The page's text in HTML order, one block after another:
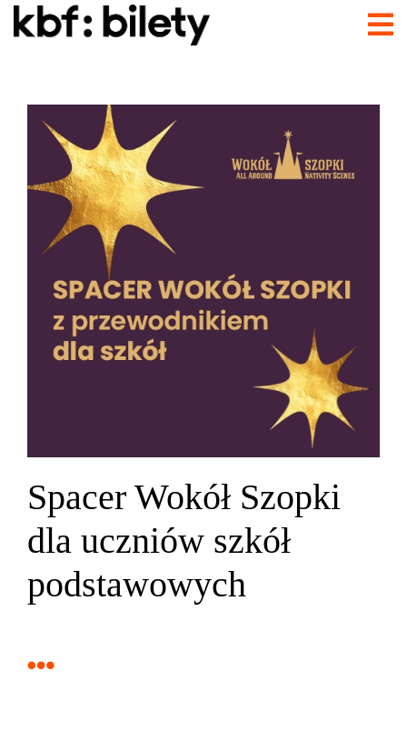
Spacer Wokół Szopki
dla uczniów szkół
podstawowych